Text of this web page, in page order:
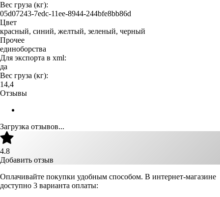
Вес груза (кг):
05d07243-7edc-11ee-8944-244bfe8bb86d
Цвет
красный, синий, желтый, зеленый, черный
Прочее
единоборства
Для экспорта в xml:
да
Вес груза (кг):
14,4
Отзывы
Загрузка отзывов...
4.8
Добавить отзыв
Оплачивайте покупки удобным способом. В интернет-магазине
доступно 3 варианта оплаты: